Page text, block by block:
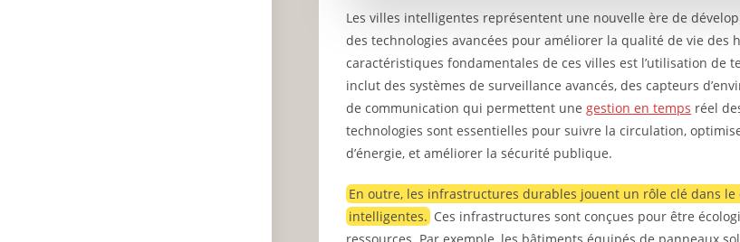
Les villes intelligentes représentent une nouvelle ère de
des technologies avancées pour améliorer la qualité de vie des
caractéristiques fondamentales de ces villes est l’utilisation de
inclut des systèmes de surveillance avancés, des capteurs
de communication qui permettent unegestion en temps réel
technologies sont essentielles pour suivre la circulation,
d’énergie, et améliorer la sécurité publique.
En outre, les infrastructures durables jouent un rôle clé dans
intelligentes. Ces infrastructures sont conçues pour être